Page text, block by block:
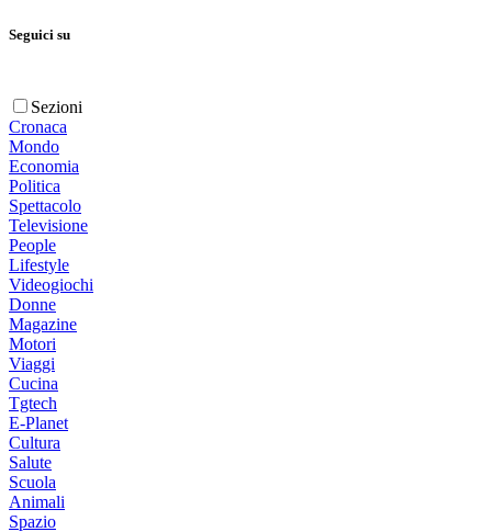
Seguici su
Sezioni
Cronaca
Mondo
Economia
Politica
Spettacolo
Televisione
People
Lifestyle
Videogiochi
Donne
Magazine
Motori
Viaggi
Cucina
Tgtech
E-Planet
Cultura
Salute
Scuola
Animali
Spazio